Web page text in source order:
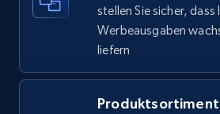
more.
878+
stellen Sie sicher, dass
Werbeausgaben
liefern